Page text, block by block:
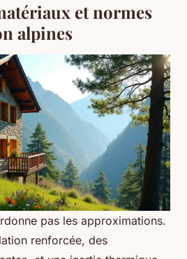
et normes
alpines
pas les approximations.
renforcée, des